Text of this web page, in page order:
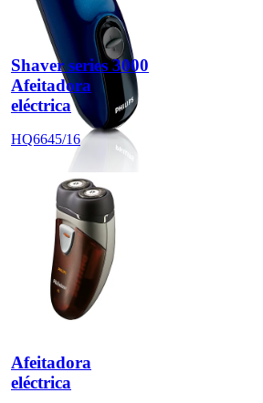
Shaver series 3000
Afeitadora
eléctrica
HQ6645/16
Afeitadora
eléctrica